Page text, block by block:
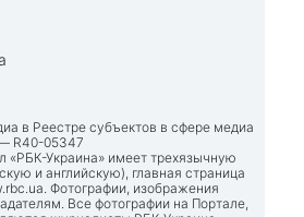
в Реестре субъектов в сфере медиа
R40-05347
«РБК-Украина» имеет трехязычную
и английскую), главная страница
. Фотографии, изображения
Все фотографии на Портале,